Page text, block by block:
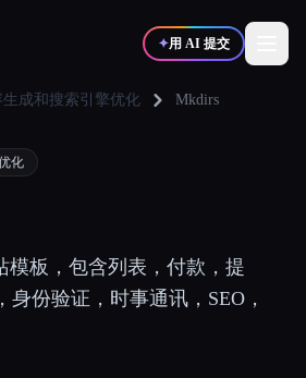
✦用 AI 提交
🎬 创作者
生成和搜索引擎优化 Mkdirs
化
模板，包含列表，付款，提
身份验证，时事通讯，SEO，